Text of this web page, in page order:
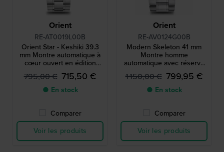
Orient
RE-AT0019L00B
Orient Star - Keshiki 39.3
mm Montre automatique à
cœur ouvert en édition
limitée
795,00 € 715,50 €
● En stock
Comparer
Voir les produits
Orient
RE-AV0124G00B
Modern Skeleton 41 mm
Montre homme
automatique avec réserve
de marche
1 150,00 € 799,95 €
● En stock
Comparer
Voir les produits